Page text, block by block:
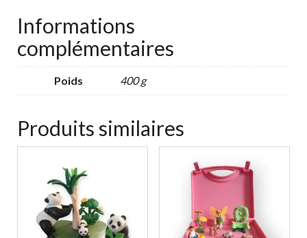
Informations
complémentaires
Poids 400 g
Produits similaires